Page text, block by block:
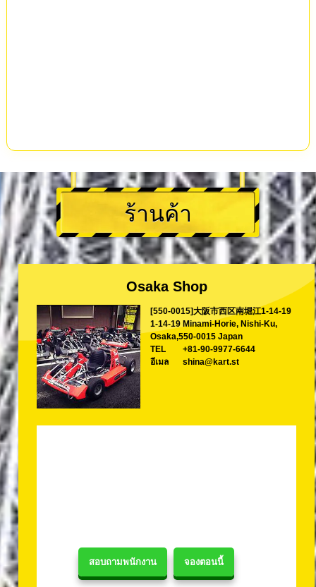
สอบถามพนักงาน จองตอนนี้
ร้านค้า
Osaka Shop
[550-0015]大阪市西区南堀江1-14-19
1-14-19 Minami-Horie, Nishi-Ku,
Osaka,550-0015 Japan
TEL
+81-90-9977-6644
อีเมล
shina@kart.st